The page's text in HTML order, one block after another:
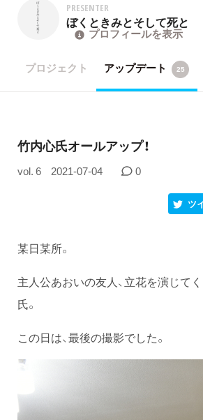
PRESENTER
ぼくときみとそして死と
プロフィールを表示
プロジェクト アップデート 25
竹内心氏オールアップ！
vol. 6 2021-07-04 0
ツ
某日某所。
主人公あおいの友人、立花を演じて
氏。
この日は、最後の撮影でした。